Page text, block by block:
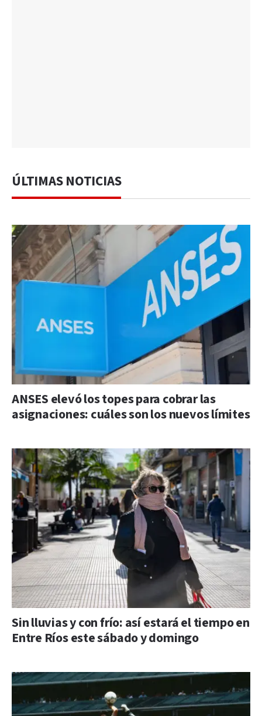
ÚLTIMAS NOTICIAS
ANSES elevó los topes para cobrar las
asignaciones: cuáles son los nuevos límites
Sin lluvias y con frío: así estará el tiempo en
Entre Ríos este sábado y domingo